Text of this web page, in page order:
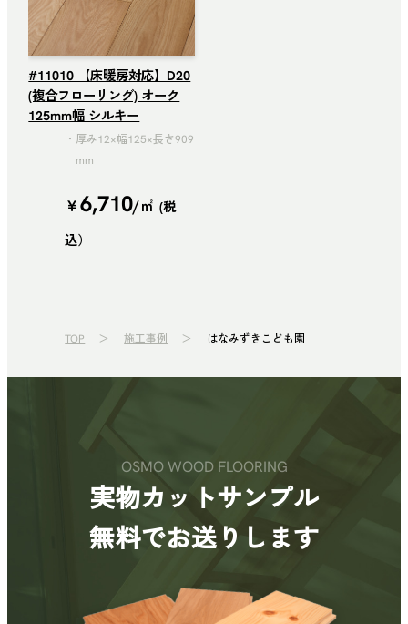
#11010 【床暖房対応】D20
(複合フローリング) オーク
125mm幅 シルキー
厚み12×幅125×長さ909
mm
￥6,710/㎡ (税
込）
TOP 施工事例 はなみずきこども園
OSMO WOOD FLOORING
実物カットサンプル
無料でお送りします